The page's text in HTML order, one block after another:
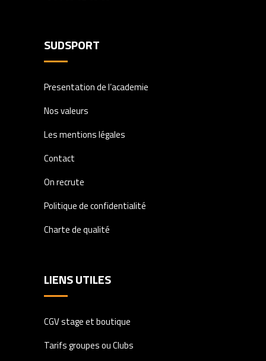
SUDSPORT
Presentation de l’academie
Nos valeurs
Les mentions légales
Contact
On recrute
Politique de confidentialité
Charte de qualité
LIENS UTILES
CGV stage et boutique
Tarifs groupes ou Clubs